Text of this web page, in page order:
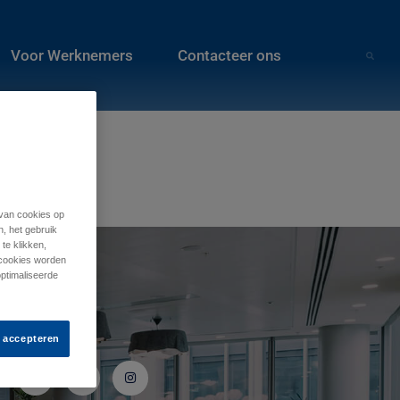
Voor Werknemers Contacteer ons
Volg ons
cookies op
het gebruik
klikken,
worden